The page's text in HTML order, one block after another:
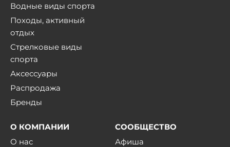
Водные виды спорта
Походы, активный
отдых
Стрелковые виды
спорта
Аксессуары
Распродажа
Бренды
О КОМПАНИИ
О нас
СООБЩЕСТВО
Афиша